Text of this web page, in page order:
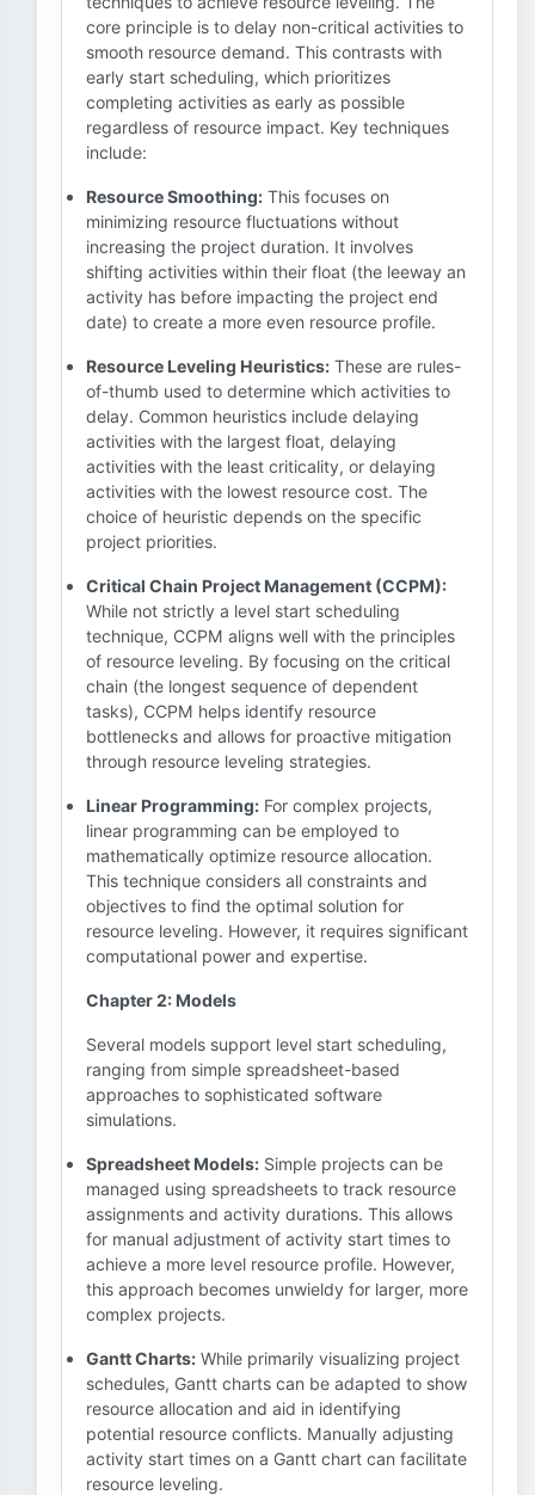
core principle is to delay non-critical activities to
smooth resource demand. This contrasts with
early start scheduling, which prioritizes
completing activities as early as possible
regardless of resource impact. Key techniques
include:
Resource Smoothing: This focuses on
minimizing resource fluctuations without
increasing the project duration. It involves
shifting activities within their float (the leeway an
activity has before impacting the project end
date) to create a more even resource profile.
Resource Leveling Heuristics: These are rules-
of-thumb used to determine which activities to
delay. Common heuristics include delaying
activities with the largest float, delaying
activities with the least criticality, or delaying
activities with the lowest resource cost. The
choice of heuristic depends on the specific
project priorities.
Critical Chain Project Management (CCPM):
While not strictly a level start scheduling
technique, CCPM aligns well with the principles
of resource leveling. By focusing on the critical
chain (the longest sequence of dependent
tasks), CCPM helps identify resource
bottlenecks and allows for proactive mitigation
through resource leveling strategies.
Linear Programming: For complex projects,
linear programming can be employed to
mathematically optimize resource allocation.
This technique considers all constraints and
objectives to find the optimal solution for
resource leveling. However, it requires significant
computational power and expertise.
Chapter 2: Models
Several models support level start scheduling,
ranging from simple spreadsheet-based
approaches to sophisticated software
simulations.
Spreadsheet Models: Simple projects can be
managed using spreadsheets to track resource
assignments and activity durations. This allows
for manual adjustment of activity start times to
achieve a more level resource profile. However,
this approach becomes unwieldy for larger, more
complex projects.
Gantt Charts: While primarily visualizing project
schedules, Gantt charts can be adapted to show
resource allocation and aid in identifying
potential resource conflicts. Manually adjusting
activity start times on a Gantt chart can facilitate
resource leveling.